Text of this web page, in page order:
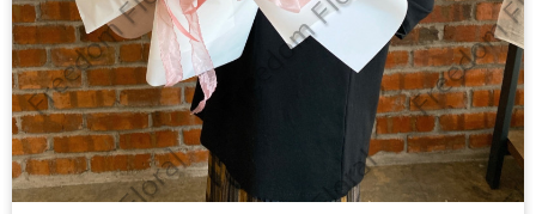
中文
English
© Freedom Floral 2026